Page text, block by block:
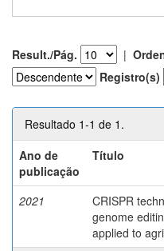
Result./Pág. |
Registro(s)
Resultado 1-1 de 1.
Ano de
publicação
Título
2021
CRISPR
genome
applied to